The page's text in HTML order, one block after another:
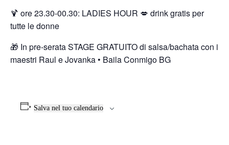
🍹 ore 23.30-00.30: LADIES HOUR 💋 drink gratis per
tutte le donne
🎁 In pre-serata STAGE GRATUITO di salsa/bachata con i
maestri Raul e Jovanka • Baila Conmigo BG
Salva nel tuo calendario